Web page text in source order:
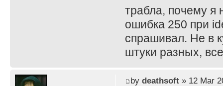
трабла, почему я
ошибка 250 при
спрашивал. Не в
штуки разных,
by deathsoft» 12 Mar